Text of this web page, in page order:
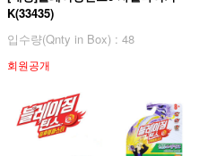
K(33435)
입수량(Qnty in Box) : 48
회원공개